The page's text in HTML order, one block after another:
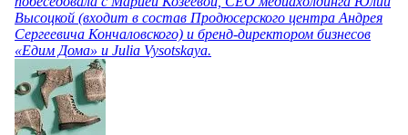
Высоцкой (входит в состав Продюсерского центра Андрея
Сергеевича Кончаловского) и бренд-директором бизнесов
«Едим Дома» и Julia Vysotskaya.